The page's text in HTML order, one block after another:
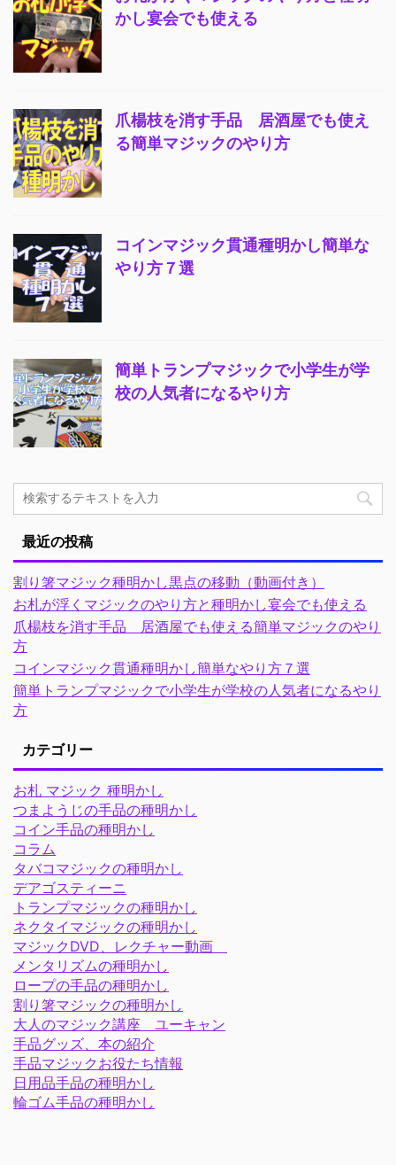
かし宴会でも使える
爪楊枝を消す手品 居酒屋でも使え
る簡単マジックのやり方
コインマジック貫通種明かし簡単な
やり方７選
簡単トランプマジックで小学生が学
校の人気者になるやり方
最近の投稿
割り箸マジック種明かし黒点の移動（動画付き）
お札が浮くマジックのやり方と種明かし宴会でも使える
爪楊枝を消す手品 居酒屋でも使える簡単マジックのやり
方
コインマジック貫通種明かし簡単なやり方７選
簡単トランプマジックで小学生が学校の人気者になるやり
方
カテゴリー
お札 マジック 種明かし
つまようじの手品の種明かし
コイン手品の種明かし
コラム
タバコマジックの種明かし
デアゴスティーニ
トランプマジックの種明かし
ネクタイマジックの種明かし
マジックDVD、レクチャー動画
メンタリズムの種明かし
ロープの手品の種明かし
割り箸マジックの種明かし
大人のマジック講座 ユーキャン
手品グッズ、本の紹介
手品マジックお役たち情報
日用品手品の種明かし
輪ゴム手品の種明かし